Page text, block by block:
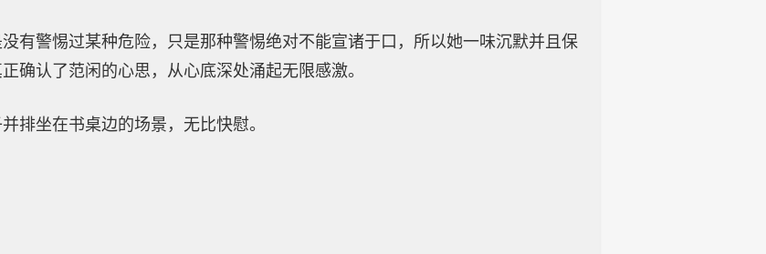
有警惕过某种危险，只是那种警惕绝对不能宣诸于口，所以她一味沉默并且保
确认了范闲的心思，从心底深处涌起无限感激。
排坐在书桌边的场景，无比快慰。